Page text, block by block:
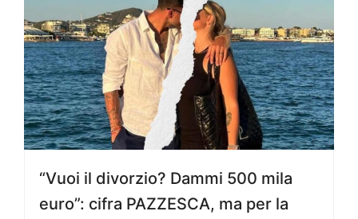
“Vuoi il divorzio? Dammi 500 mila
euro”: cifra PAZZESCA, ma per la